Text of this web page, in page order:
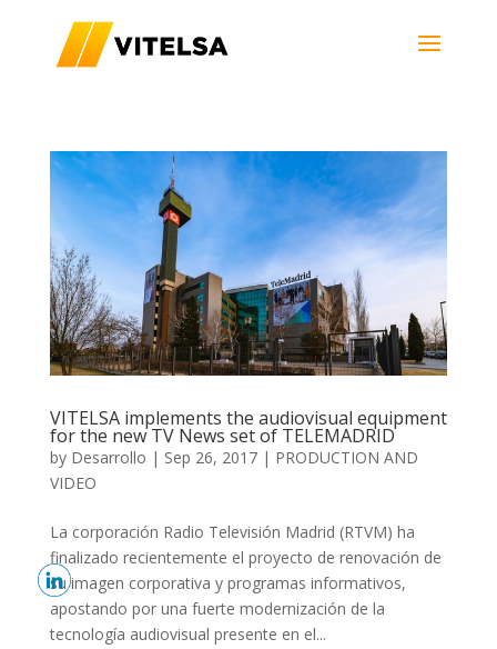
VITELSA implements the audiovisual equipment
for the new TV News set of TELEMADRID
by Desarrollo | Sep 26, 2017| PRODUCTION AND
VIDEO
La corporación Radio Televisión Madrid (RTVM) ha
finalizado recientemente el proyecto de renovación de
su imagen corporativa y programas informativos,
apostando por una fuerte modernización de la
tecnología audiovisual presente en el...